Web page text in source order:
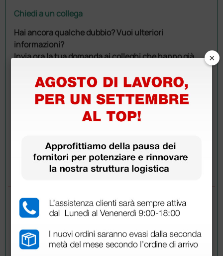
Chiedi a un collega
Hai ancora qualche dubbio? Vuoi ulteriori
informazioni?
Invia ora la tua domanda ai colleghi che hanno già
Invia la tua domanda
DOMANDA
Il bracciale comprende i 2 tubi?
RISPOSTE
×